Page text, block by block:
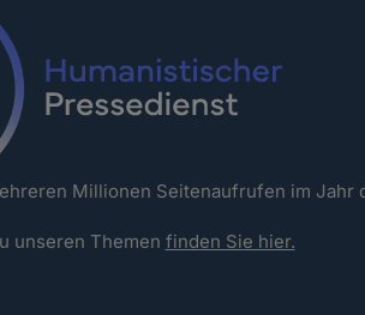
Millionen Seitenaufrufen im
unseren Themen finden Sie hier.